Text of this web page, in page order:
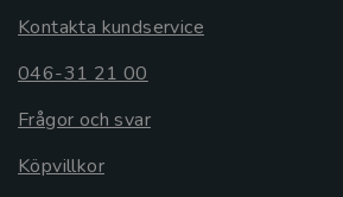
Kontakta kundservice
046-31 21 00
Frågor och svar
Köpvillkor